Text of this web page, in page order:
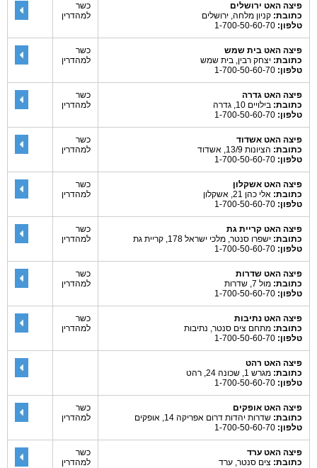
פיצה האט ירושלים
כתובת: קניון מלחה, ירושלים
טלפון:
כשר
למהדרין
פיצה האט בית שמש
כתובת: יצחק רבין, בית שמש
טלפון:
כשר
למהדרין
פיצה האט גדרה
כתובת: בילויים 10, גדרה
טלפון:
כשר
למהדרין
פיצה האט אשדוד
כתובת: הציונות 13/9, אשדוד
טלפון:
כשר
למהדרין
פיצה האט אשקלון
כתובת: אלי כהן 21, אשקלון
טלפון:
כשר
למהדרין
פיצה האט קריית גת
כתובת: ישפרו סנטר, מלכי ישראל 178, קריית גת
טלפון:
כשר
למהדרין
פיצה האט שדרות
כתובת: מול 7, שדרות
טלפון:
כשר
למהדרין
פיצה האט נתיבות
כתובת: מתחם צים סנטר, נתיבות
טלפון:
כשר
למהדרין
פיצה האט רהט
כתובת: מגרש 1, שכונה 24, רהט
טלפון:
פיצה האט אופקים
כתובת: שדרות יהדות דרום אפריקה 14, אופקים
טלפון:
כשר
למהדרין
פיצה האט ערד
כתובת: צים סנטר, ערד
כשר
למהדרין